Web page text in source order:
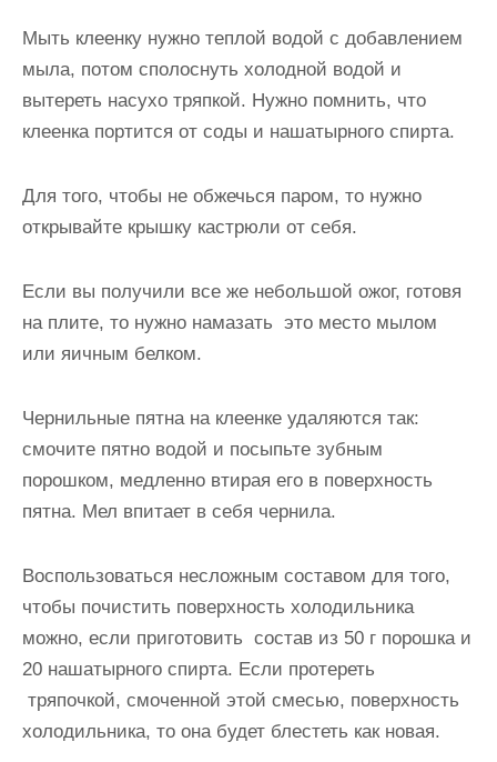
Мыть клеенку нужно теплой водой с добавлением
мыла, потом сполоснуть холодной водой и
вытереть насухо тряпкой. Нужно помнить, что
клеенка портится от соды и нашатырного спирта.
Для того, чтобы не обжечься паром, то нужно
открывайте крышку кастрюли от себя.
Если вы получили все же небольшой ожог, готовя
на плите, то нужно намазать это место мылом
или яичным белком.
Чернильные пятна на клеенке удаляются так:
смочите пятно водой и посыпьте зубным
порошком, медленно втирая его в поверхность
пятна. Мел впитает в себя чернила.
Воспользоваться несложным составом для того,
чтобы почистить поверхность холодильника
можно, если приготовить состав из 50 г порошка и
20 нашатырного спирта. Если протереть
тряпочкой, смоченной этой смесью, поверхность
холодильника, то она будет блестеть как новая.